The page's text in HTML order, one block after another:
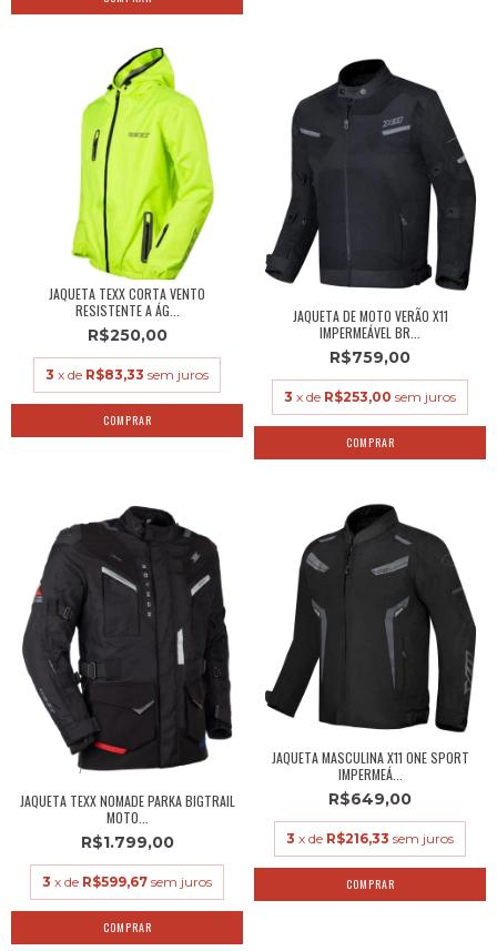
JAQUETA TEXX CORTA VENTO
RESISTENTE A ÁG...
R$250,00
3 x de R$83,33 sem juros
COMPRAR
JAQUETA DE MOTO VERÃO X11
IMPERMEÁVEL BR...
R$759,00
3 x de R$253,00 sem juros
COMPRAR
JAQUETA TEXX NOMADE PARKA BIGTRAIL
MOTO...
R$1.799,00
3 x de R$599,67 sem juros
COMPRAR
JAQUETA MASCULINA X11 ONE SPORT
IMPERMEÁ...
R$649,00
3 x de R$216,33 sem juros
COMPRAR